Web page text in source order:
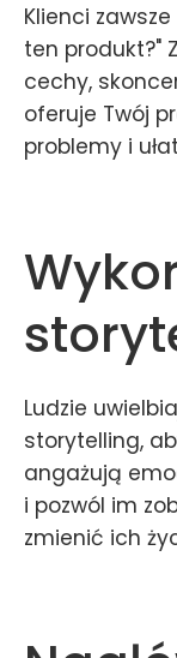
Klienci
ten produkt?"
cechy,
oferuje Twój
problemy i
Ludzie
storytelling,
angażują
i pozwól im
zmienić ich